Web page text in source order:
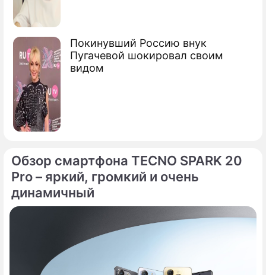
Покинувший Россию внук
Пугачевой шокировал своим
видом
Обзор смартфона TECNO SPARK 20
Pro – яркий, громкий и очень
динамичный